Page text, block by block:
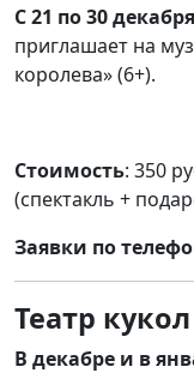
С 21 по 30
приглашает на
королева» (6+).
Стоимость: 350
(спектакль +
Заявки по
Театр кукол
В декабре и в